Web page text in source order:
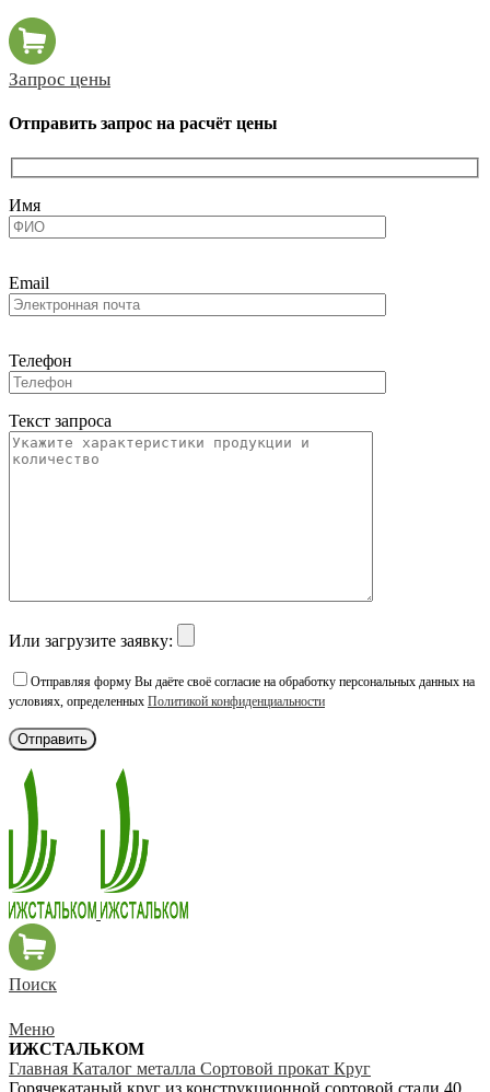
Запрос цены
Отправить запрос на расчёт цены
Имя
Email
Телефон
Текст запроса
Или загрузите заявку:
Отправляя форму Вы даёте своё согласие на обработку персональных данных на
условиях, определенных Политикой конфиденциальности
Поиск
Меню
ИЖСТАЛЬКОМ
Главная Каталог металла Сортовой прокат Круг